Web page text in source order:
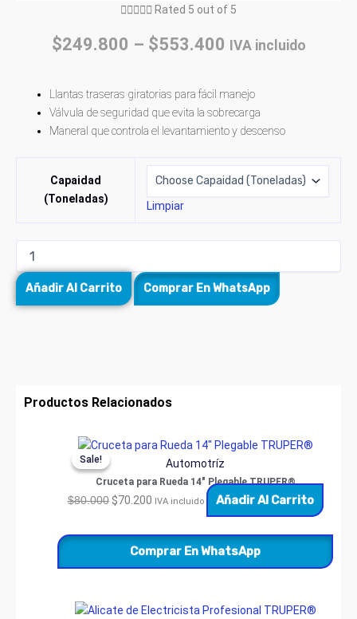
 Rated 5 out of 5
$249.800 – $553.400 IVA incluido
Llantas traseras giratorias para fácil manejo
Válvula de seguridad que evita la sobrecarga
Maneral que controla el levantamiento y descenso
Capaidad
(Toneladas)
Limpiar
Añadir Al Carrito Comprar En WhatsApp
Productos Relacionados
Sale!
Sale! Automotríz
Cruceta para Rueda 14″ Plegable TRUPER®
$80.000
Original
was:
$80.000.
$70.200
Current
price
is:
$70.200.
IVA incluido Añadir Al Carrito
Comprar En WhatsApp
Price
Este